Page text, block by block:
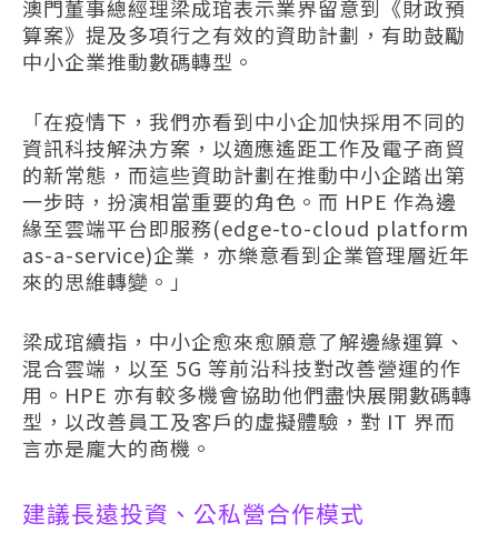
澳門董事總經理梁成琯表示業界留意到《財政預
算案》提及多項行之有效的資助計劃，有助鼓勵
中小企業推動數碼轉型。
「在疫情下，我們亦看到中小企加快採用不同的
資訊科技解決方案，以適應遙距工作及電子商貿
的新常態，而這些資助計劃在推動中小企踏出第
一步時，扮演相當重要的角色。而 HPE 作為邊
緣至雲端平台即服務(edge-to-cloud platform
as-a-service)企業，亦樂意看到企業管理層近年
來的思維轉變。」
梁成琯續指，中小企愈來愈願意了解邊緣運算、
混合雲端，以至 5G 等前沿科技對改善營運的作
用。HPE 亦有較多機會協助他們盡快展開數碼轉
型，以改善員工及客戶的虛擬體驗，對 IT 界而
言亦是龐大的商機。
建議長遠投資、公私營合作模式